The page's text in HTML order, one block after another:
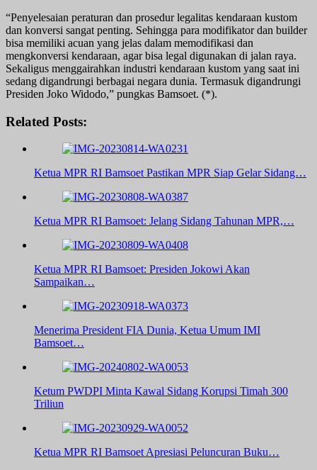
“Penyelesaian peraturan dan prosedur legalitas kendaraan kustom
dan konversi sangat penting. Sehingga para modifikator dan builder
bisa memiliki acuan yang jelas dalam memodifikasi dan
mengkonversi kendaraan, agar bisa legal digunakan di jalan raya.
Sekaligus menggairahkan industri kendaraan kustom yang saat ini
sedang digandrungi berbagai negara dunia. Termasuk digandrungi
Presiden Joko Widodo,” pungkas Bamsoet. (*).
Related Posts:
Ketua MPR RI Bamsoet Pastikan MPR Siap Gelar Sidang…
Ketua MPR RI Bamsoet: Jelang Sidang Tahunan MPR,…
Ketua MPR RI Bamsoet: Presiden Jokowi Akan
Sampaikan…
Menerima President FIA Dunia, Ketua Umum IMI
Bamsoet…
Ketum PWDPI Minta Kawal Sidang Korupsi Timah 300
Triliun
Ketua MPR RI Bamsoet Apresiasi Peluncuran Buku…